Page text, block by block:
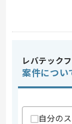
レバテック
案件につい
自分の